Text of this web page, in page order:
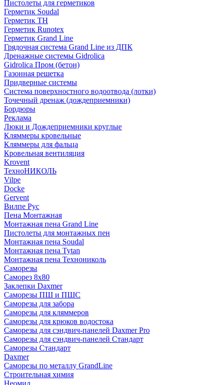
Пистолеты для герметиков
Герметик Soudal
Герметик ТН
Герметик Runotex
Герметик Grand Line
Грядочная система Grand Line из ДПК
Дренажные системы Gidrolica
Gidrolica Пром (бетон)
Газонная решетка
Придверные системы
Система поверхностного водоотвода (лотки)
Точечный дренаж (дождеприемники)
Бордюры
Рекламa
Люки и Дождеприемники круглые
Кляммеры кровельные
Кляммеры для фальца
Кровельная вентиляция
Krovent
ТехноНИКОЛЬ
Vilpe
Docke
Gervent
Вилпе Рус
Пена Монтажнaя
Монтажная пена Grand Linе
Пистолеты для монтажных пен
Монтажная пена Soudal
Монтажная пена Tytan
Монтажная пена Технониколь
Саморезы
Саморез 8х80
Заклепки Daxmer
Саморезы ПШ и ПШС
Саморезы для забора
Саморезы для кляммеров
Саморезы для крюков водостока
Саморезы для сэндвич-панелей Daxmer Pro
Саморезы для сэндвич-панелей Стандарт
Саморезы Стандарт
Daxmer
Саморезы по металлу GrandLine
Строительная химия
Неомид